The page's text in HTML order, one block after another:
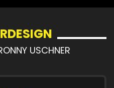
USCHNER